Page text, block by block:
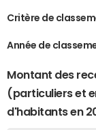
Critère de
Année de
Montant des
(particuliers et
d'habitants en